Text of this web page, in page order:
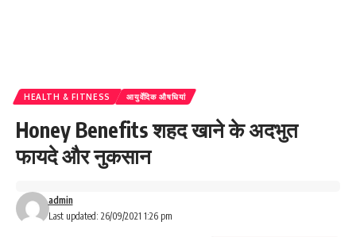
HEALTH & FITNESS आयुर्वेदिक औषधियां
Honey Benefits शहद खाने के अदभुत
फायदे और नुकसान
Last updated: 26/09/2021 1:26 pm
admin